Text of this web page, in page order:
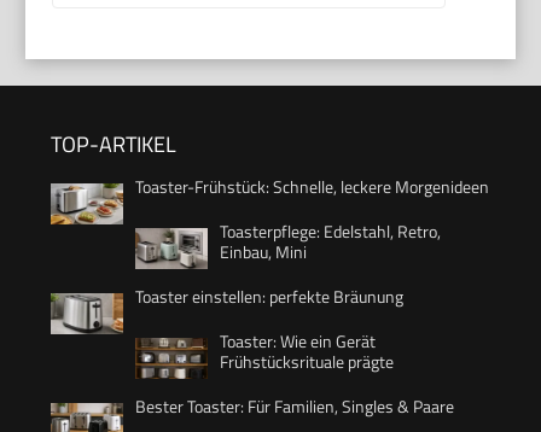
TOP-ARTIKEL
Toaster-Frühstück: Schnelle, leckere Morgenideen
Toasterpflege: Edelstahl, Retro,
Einbau, Mini
Toaster einstellen: perfekte Bräunung
Toaster: Wie ein Gerät
Frühstücksrituale prägte
Bester Toaster: Für Familien, Singles & Paare